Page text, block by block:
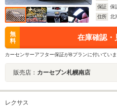
保証
保
住所
北
無
料
在庫確認・
カーセンサーアフター保証がBプランに付いてい
販売店： カーセブン札幌南店
レクサス